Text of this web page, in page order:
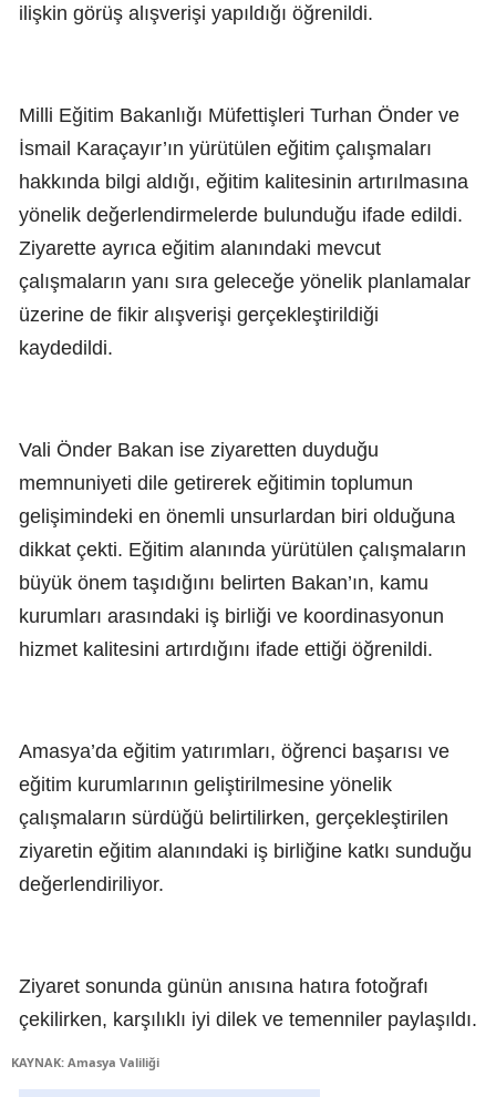
ilişkin görüş alışverişi yapıldığı öğrenildi.
Milli Eğitim Bakanlığı Müfettişleri Turhan Önder ve
İsmail Karaçayır’ın yürütülen eğitim çalışmaları
hakkında bilgi aldığı, eğitim kalitesinin artırılmasına
yönelik değerlendirmelerde bulunduğu ifade edildi.
Ziyarette ayrıca eğitim alanındaki mevcut
çalışmaların yanı sıra geleceğe yönelik planlamalar
üzerine de fikir alışverişi gerçekleştirildiği
kaydedildi.
Vali Önder Bakan ise ziyaretten duyduğu
memnuniyeti dile getirerek eğitimin toplumun
gelişimindeki en önemli unsurlardan biri olduğuna
dikkat çekti. Eğitim alanında yürütülen çalışmaların
büyük önem taşıdığını belirten Bakan’ın, kamu
kurumları arasındaki iş birliği ve koordinasyonun
hizmet kalitesini artırdığını ifade ettiği öğrenildi.
Amasya’da eğitim yatırımları, öğrenci başarısı ve
eğitim kurumlarının geliştirilmesine yönelik
çalışmaların sürdüğü belirtilirken, gerçekleştirilen
ziyaretin eğitim alanındaki iş birliğine katkı sunduğu
değerlendiriliyor.
Ziyaret sonunda günün anısına hatıra fotoğrafı
çekilirken, karşılıklı iyi dilek ve temenniler paylaşıldı.
KAYNAK: Amasya Valiliği